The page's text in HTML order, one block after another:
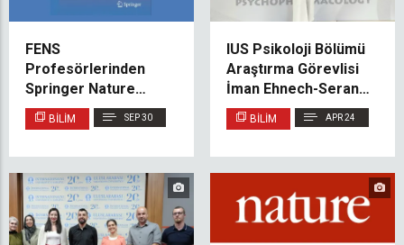
FENS
Profesörlerinden
Springer Nature
Yayınevinden Çıkan
Makromoleküler
BILIM SEP 30
IUS Psikoloji Bölümü
Araştırma Görevlisi
İman Ehnech-Seran,
Uluslararası
Psikofarmakoloji
BILIM APR 24